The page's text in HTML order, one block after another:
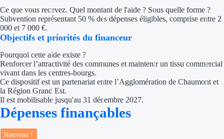
Aides Fiscales et
Crédits &
Ce que vous recevez. Quel montant de l'aide ? Sous quelle forme ?
Subvention représentant 50 % des dépenses éligibles, comprise entre 2
000 et 7 000 €.
Objectifs et priorités du financeur
Pourquoi cette aide existe ?
Renforcer l’attractivité des communes et maintenir un tissu commercial
vivant dans les centres-bourgs.
Ce dispositif est un partenariat entre l’Agglomération de Chaumont et
la Région Grand Est.
Il est mobilisable jusqu'au 31 décembre 2027.
Dépenses finançables
Nouveau !